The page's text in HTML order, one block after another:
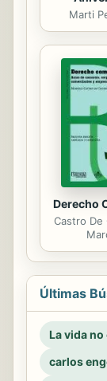
Marti
Derecho
Castro De
Últimas
La vida
carlos